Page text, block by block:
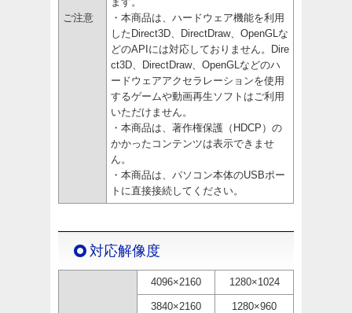
ご注意
・本商品は、ハードウェア機能を利用
したDirect3D、DirectDraw、OpenGLな
どのAPIには対応しておりません。Dire
ct3D、DirectDraw、OpenGLなどのハ
ードウェアアクセラレーションを使用
するゲームや動画再生ソフトはご利用
いただけません。
・本商品は、著作権保護（HDCP）の
かかったコンテンツは表示できませ
ん。
・本商品は、パソコン本体のUSBポー
トに直接接続してください。
対応解像度
4096×2160 1280×1024
3840×2160 1280×960